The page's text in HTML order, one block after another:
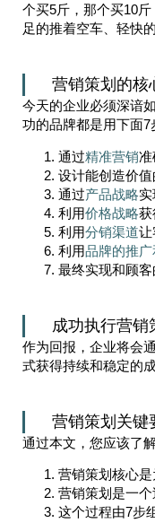
个买5斤，那个买10
足的推着空车、轻快
营销策划的核
今天的企业必须深谙
功的品牌都是用下面7
通过精准营销准
设计能创造价值
通过产品战略实
利用价格战略获
利用分销渠道让
利用品牌的推广
最终实现和顾
成功执行营销
作为回报，企业将会
式获得持续和稳定的成
营销策划关键
通过本文，您应该了
营销策划核心
营销策划是一个
这个过程由7步